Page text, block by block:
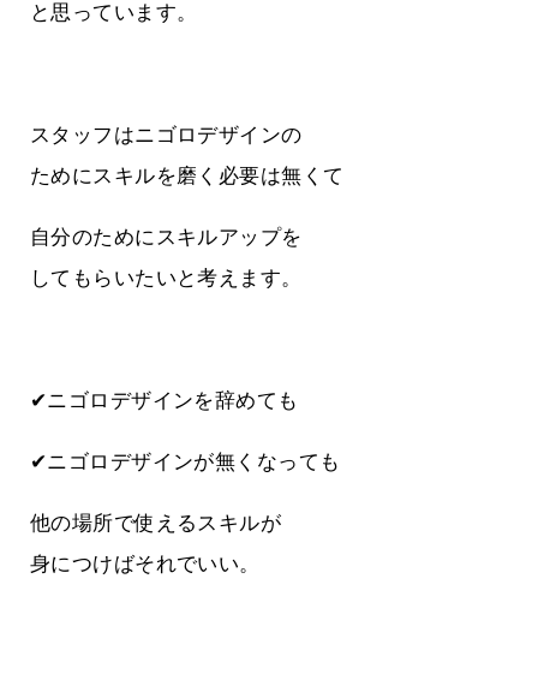
と思っています。
スタッフはニゴロデザインの
ためにスキルを磨く必要は無くて
自分のためにスキルアップを
してもらいたいと考えます。
✔ニゴロデザインを辞めても
✔ニゴロデザインが無くなっても
他の場所で使えるスキルが
身につけばそれでいい。